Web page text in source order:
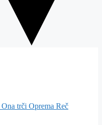
Ona trči Oprema Reč